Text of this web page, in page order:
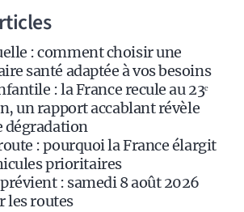
: comment choisir une
santé adaptée à vos besoins
: la France recule au 23ᵉ
un rapport accablant révèle
dégradation
: pourquoi la France élargit
prioritaires
: samedi 8 août 2026
les routes